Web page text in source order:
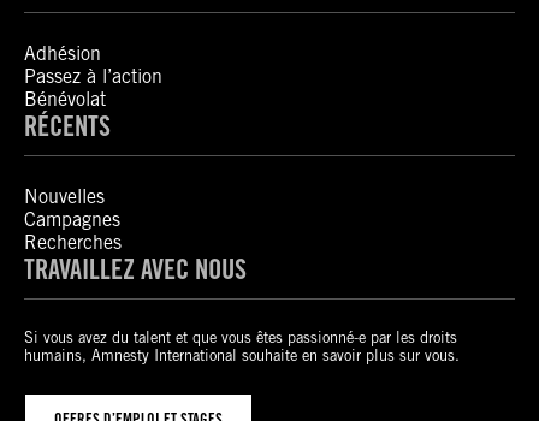
Adhésion
Passez à l’action
Bénévolat
RÉCENTS
Nouvelles
Campagnes
Recherches
TRAVAILLEZ AVEC NOUS
Si vous avez du talent et que vous êtes passionné-e par les droits
humains, Amnesty International souhaite en savoir plus sur vous.